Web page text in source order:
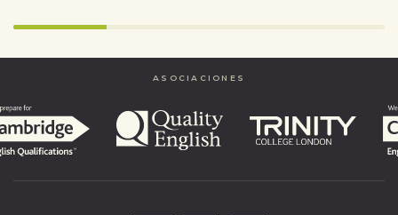
25%
completed
ASOCIACIONES